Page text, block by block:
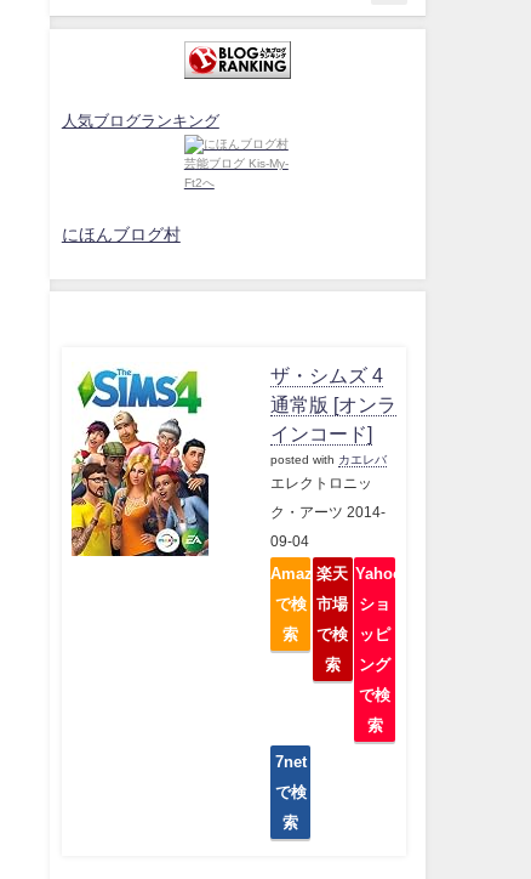
人気ブログランキング
にほんブログ村
ザ・シムズ 4
通常版 [オンラ
インコード]
posted with カエレバ
エレクトロニッ
ク・アーツ 2014-
09-04
Amazon
で検
索
楽天
市場
で検
索
Yahoo
ショ
ッピ
ング
で検
索
7net
で検
索